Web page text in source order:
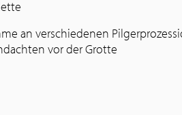
an verschiedenen
vor der Grotte